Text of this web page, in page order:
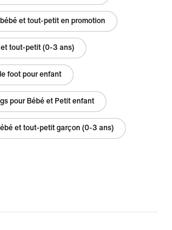
et tout-petit en promotion
tout-petit (0-3 ans)
foot pour enfant
pour Bébé et Petit enfant
et tout-petit garçon (0-3 ans)